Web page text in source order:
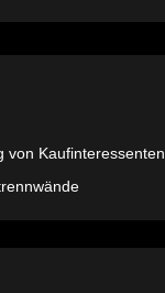
von Kaufinteressenten